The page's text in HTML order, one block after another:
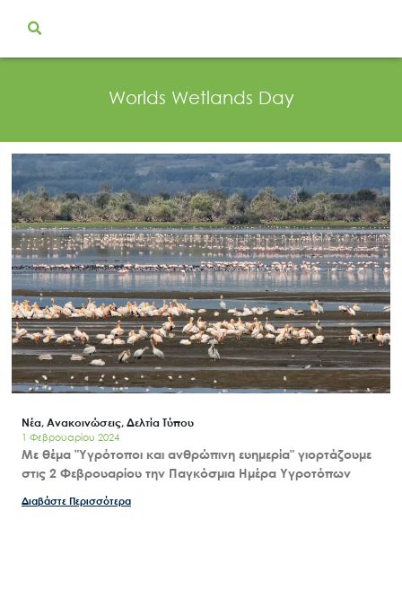
Search
Worlds Wetlands Day
Νέα, Ανακοινώσεις, Δελτία Τύπου
1 Φεβρουαρίου 2024
Με θέμα "Υγρότοποι και ανθρώπινη ευημερία" γιορτάζουμε
στις 2 Φεβρουαρίου την Παγκόσμια Ημέρα Υγροτόπων
Διαβάστε Περισσότερα